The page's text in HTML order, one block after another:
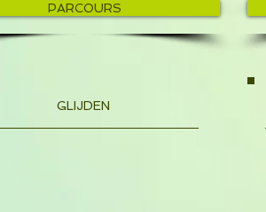
PARCOURS
GLIJDEN